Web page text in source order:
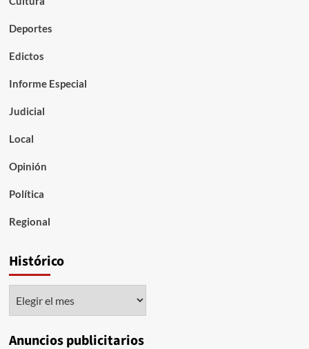
Deportes
Edictos
Informe Especial
Judicial
Local
Opinión
Política
Regional
Histórico
Anuncios publicitarios